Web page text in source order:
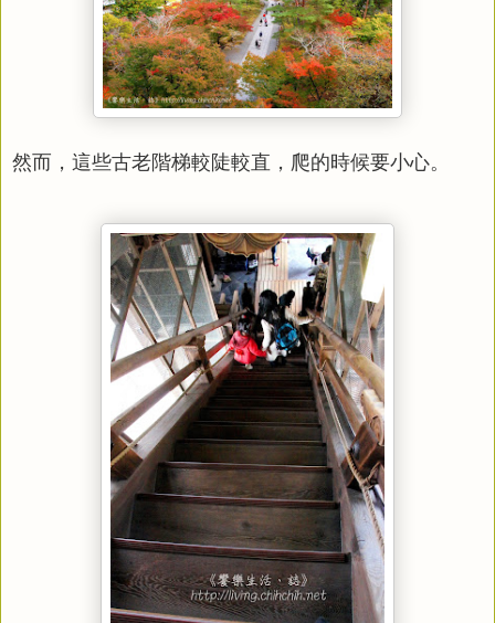
然而，這些古老階梯較陡較直，爬的時候要小心。